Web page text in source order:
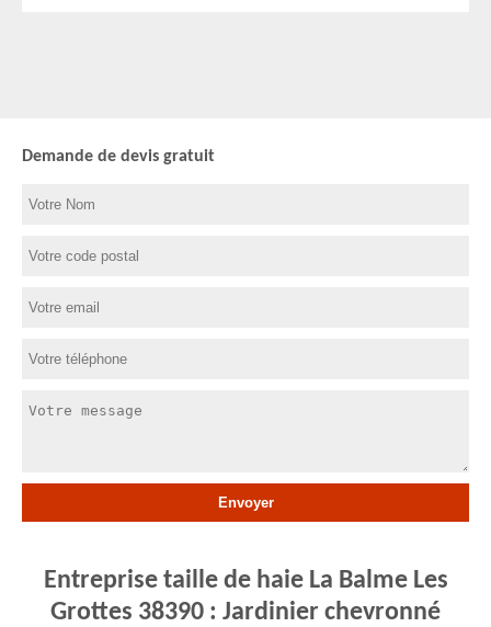
Demande de devis gratuit
Entreprise taille de haie La Balme Les
Grottes 38390 : Jardinier chevronné